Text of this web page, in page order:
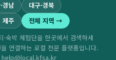
경남
대구·경북
제주
전체 지역 →
·숙박 체험단을 한곳에서 검색하세
연결하는 로컬 전문 플랫폼입니다.
help@local.kfsa.kr